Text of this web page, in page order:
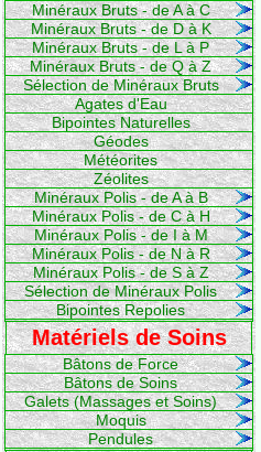
Minéraux Bruts - de A à C
Minéraux Bruts - de D à K
Minéraux Bruts - de L à P
Minéraux Bruts - de Q à Z
Sélection de Minéraux Bruts
Agates d'Eau
Bipointes Naturelles
Géodes
Météorites
Zéolites
Minéraux Polis - de A à B
Minéraux Polis - de C à H
Minéraux Polis - de I à M
Minéraux Polis - de N à R
Minéraux Polis - de S à Z
Sélection de Minéraux Polis
Bipointes Repolies
Matériels de Soins
Bâtons de Force
Bâtons de Soins
Galets (Massages et Soins)
Moquis
Pendules